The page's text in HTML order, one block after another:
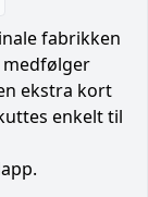
fabrikken
ekstra kort
enkelt til